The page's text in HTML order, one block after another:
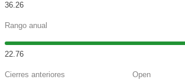
36.26
Rango anual
22.76
Cierres anteriores Open